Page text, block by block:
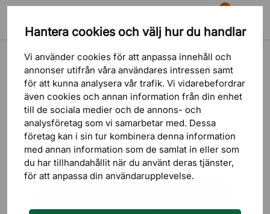
Hantera cookies och välj hur du handlar
Vi använder cookies för att anpassa innehåll och
annonser utifrån våra användares intressen samt
för att kunna analysera vår trafik. Vi vidarebefordrar
även cookies och annan information från din enhet
till de sociala medier och de annons- och
analysföretag som vi samarbetar med. Dessa
företag kan i sin tur kombinera denna information
med annan information som de samlat in eller som
du har tillhandahållit när du använt deras tjänster,
för att anpassa din användarupplevelse.
Sök
81
Varukorg Meny